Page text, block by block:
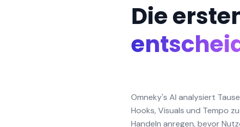
Die
Omneky's AI analysiert
Hooks, Visuals und Tempo
Handeln anregen, bevor